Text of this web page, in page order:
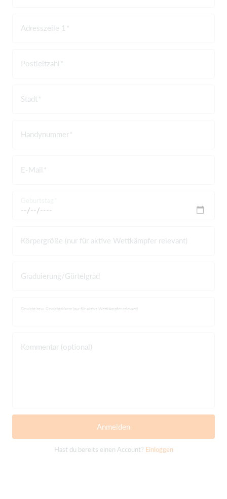
Adresszeile 1
Postleitzahl
Stadt
Handynummer
E-Mail
Körpergröße (nur für aktive Wettkämpfer relevant)
Graduierung/Gürtelgrad
Gewicht bzw. Gewichtsklasse (nur für aktive Wettkämpfer relevant)
Kommentar (optional)
Anmelden
Hast du bereits einen Account? Einloggen